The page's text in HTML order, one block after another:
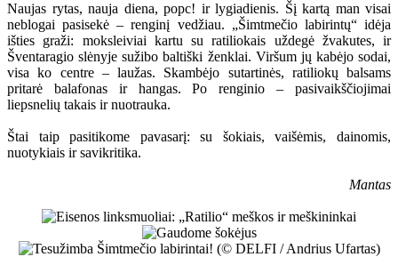
Naujas rytas, nauja diena, popc! ir lygiadienis. Šį kartą man visai
neblogai pasisekė – renginį vedžiau. „Šimtmečio labirintų“ idėja
išties graži: moksleiviai kartu su ratiliokais uždegė žvakutes, ir
Šventaragio slėnyje sužibo baltiški ženklai. Viršum jų kabėjo sodai,
visa ko centre – laužas. Skambėjo sutartinės, ratiliokų balsams
pritarė balafonas ir hangas. Po renginio – pasivaikščiojimai
liepsnelių takais ir nuotrauka.
Štai taip pasitikome pavasarį: su šokiais, vaišėmis, dainomis,
nuotykiais ir savikritika.
Mantas